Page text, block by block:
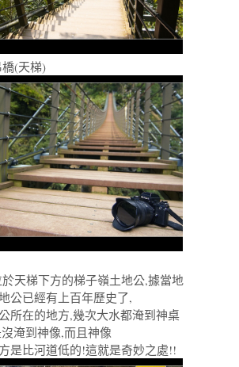
(天梯)
於天梯下方的梯子嶺土地公,據當地
公已經有上百年歷史了,
所在的地方,幾次大水都淹到神桌
淹到神像,而且神像
是比河道低的!這就是奇妙之處!!